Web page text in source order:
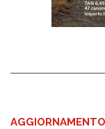
AGGIORNAMENTO